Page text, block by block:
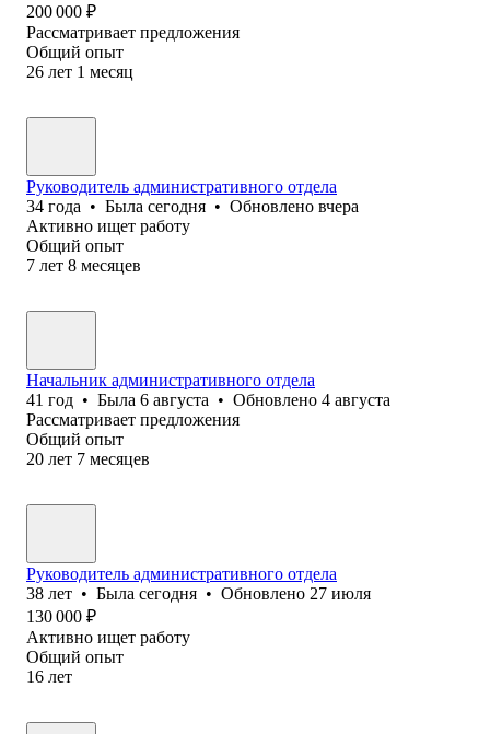
200 000 ₽
Рассматривает предложения
Общий опыт
26 лет 1 месяц
Руководитель административного отдела
34 года • Была сегодня • Обновлено вчера
Активно ищет работу
Общий опыт
7 лет 8 месяцев
Начальник административного отдела
41 год • Была 6 августа • Обновлено 4 августа
Рассматривает предложения
Общий опыт
20 лет 7 месяцев
Руководитель административного отдела
38 лет • Была сегодня • Обновлено 27 июля
130 000 ₽
Активно ищет работу
Общий опыт
16 лет